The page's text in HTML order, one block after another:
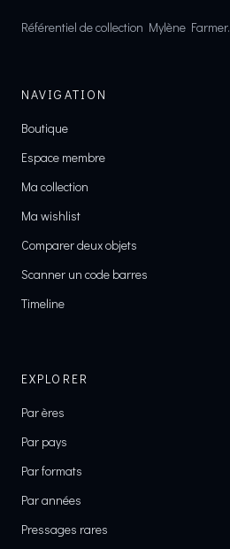
Référentiel de collection Mylène Farmer.
NAVIGATION
Boutique
Espace membre
Ma collection
Ma wishlist
Comparer deux objets
Scanner un code barres
Timeline
EXPLORER
Par ères
Par pays
Par formats
Par années
Pressages rares